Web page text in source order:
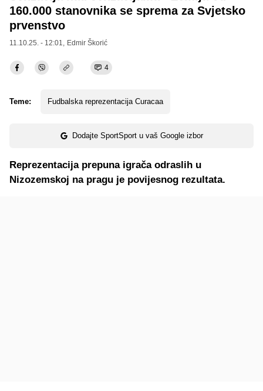
160.000 stanovnika se sprema za Svjetsko
prvenstvo
11.10.25. - 12:01, Edmir Škorić
4
Teme: Fudbalska reprezentacija Curacaa
Dodajte SportSport u vaš Google izbor
Reprezentacija prepuna igrača odraslih u
Nizozemskoj na pragu je povijesnog rezultata.